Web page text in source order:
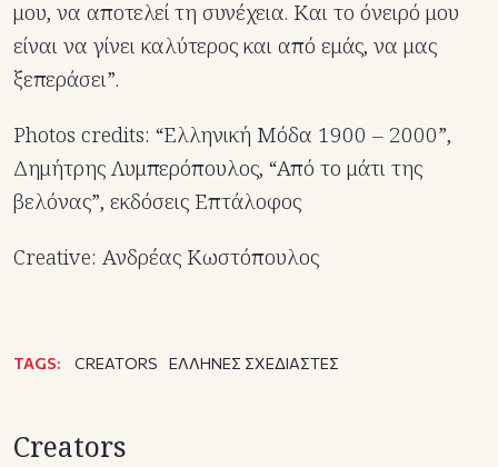
μου, να αποτελεί τη συνέχεια. Και το όνειρό μου
είναι να γίνει καλύτερος και από εμάς, να μας
ξεπεράσει”.
Photos credits: “Ελληνική Μόδα 1900 – 2000”,
Δημήτρης Λυμπερόπουλος, “Από το μάτι της
βελόνας”, εκδόσεις Επτάλοφος
Creative: Ανδρέας Κωστόπουλος
TAGS: CREATORS ΕΛΛΗΝΕΣ ΣΧΕΔΙΑΣΤΕΣ
Creators